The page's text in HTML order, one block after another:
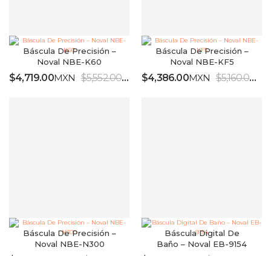
Báscula De Precisión –
Noval NBE-K60
$4,719.00MXN $5,552.00MXN IVA INCLUIDO
Báscula De Precisión –
Noval NBE-KF5
$4,386.00MXN $5,160.00
Báscula De Precisión –
Noval NBE-N300
Báscula Digital De
Baño – Noval EB-9154